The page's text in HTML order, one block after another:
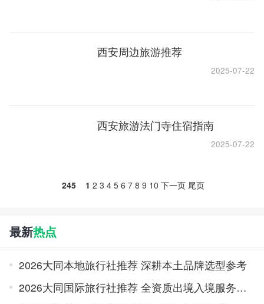
西安周边旅游推荐
2025-07-22
西安旅游法门寺住宿指南
2025-07-22
245 1 2 3 4 5 6 7 8 9 10 下一页 尾页
最新热点
2026大同本地旅行社推荐 深耕本土品牌选型参考
2026大同国际旅行社推荐 全资质出境入境服务品牌榜